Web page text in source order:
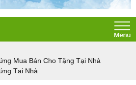
Mua Bán Cho Tặng Tại Nhà
Tại Nhà